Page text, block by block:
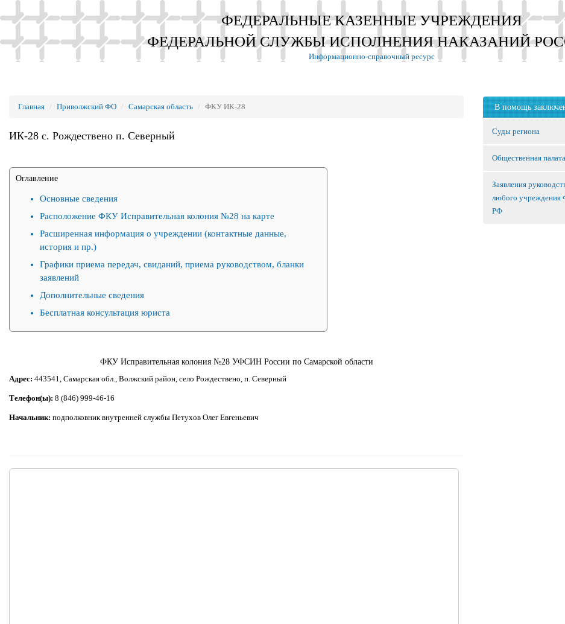
ФЕДЕРАЛЬНЫЕ КАЗЕННЫЕ УЧРЕЖДЕНИЯ
ФЕДЕРАЛЬНОЙ СЛУЖБЫ ИСПОЛНЕНИЯ НАКАЗАНИЙ
Информационно-справочный ресурс
Главная Приволжский ФО Самарская область ФКУ ИК-28
ИК-28 с. Рождествено п. Северный
Оглавление
Основные сведения
Расположение ФКУ Исправительная колония №28 на карте
Расширенная информация о учреждении (контактные данные,
история и пр.)
Графики приема передач, свиданий, приема руководством, бланки
заявлений
Дополнительные сведения
Бесплатная консультация юриста
ФКУ Исправительная колония №28 УФСИН России по Самарской области
Адрес: 443541, Самарская обл., Волжский район, село Рождествено, п. Северный
Телефон(ы): 8 (846) 999-46-16
Начальник: подполковник внутренней службы Петухов Олег Евгеньевич
В помощь
Суды региона
Общественная палата
Заявления
любого
РФ